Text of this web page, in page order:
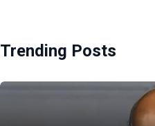
Trending Posts